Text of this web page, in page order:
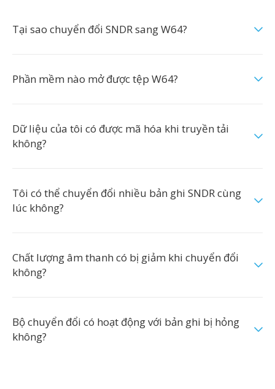
Tại sao chuyển đổi SNDR sang W64?
Phần mềm nào mở được tệp W64?
Dữ liệu của tôi có được mã hóa khi truyền tải
không?
Tôi có thể chuyển đổi nhiều bản ghi SNDR cùng
lúc không?
Chất lượng âm thanh có bị giảm khi chuyển đổi
không?
Bộ chuyển đổi có hoạt động với bản ghi bị hỏng
không?